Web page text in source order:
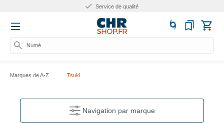
Service de qualité
Numéro
Marques de A-Z Tsuki
Navigation par marque